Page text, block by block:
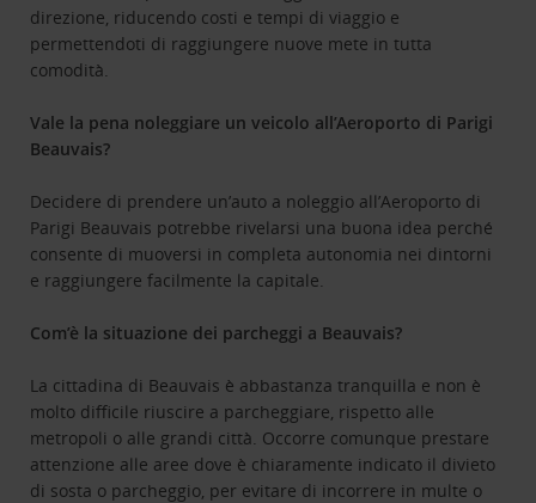
direzione, riducendo costi e tempi di viaggio e
permettendoti di raggiungere nuove mete in tutta
comodità.
Vale la pena noleggiare un veicolo all’Aeroporto di Parigi
Beauvais?
Decidere di prendere un’auto a noleggio all’Aeroporto di
Parigi Beauvais potrebbe rivelarsi una buona idea perché
consente di muoversi in completa autonomia nei dintorni
e raggiungere facilmente la capitale.
Com’è la situazione dei parcheggi a Beauvais?
La cittadina di Beauvais è abbastanza tranquilla e non è
molto difficile riuscire a parcheggiare, rispetto alle
metropoli o alle grandi città. Occorre comunque prestare
attenzione alle aree dove è chiaramente indicato il divieto
di sosta o parcheggio, per evitare di incorrere in multe o